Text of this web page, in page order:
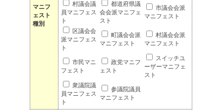
マニフ
ェスト
種別
村議会議
員マニフェス
ト
都道府県議
会会派マニフェ
スト
市議会会派
マニフェスト
区議会会
派マニフェス
ト
町議会会派
マニフェスト
村議会会派
マニフェスト
市民マニ
フェスト
政党マニフ
ェスト
スイッチユ
ーザーマニフェ
スト
衆議院議
員マニフェス
ト
参議院議員
マニフェスト